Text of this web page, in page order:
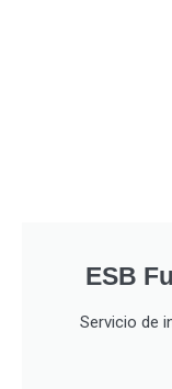
ESB
Servicio de